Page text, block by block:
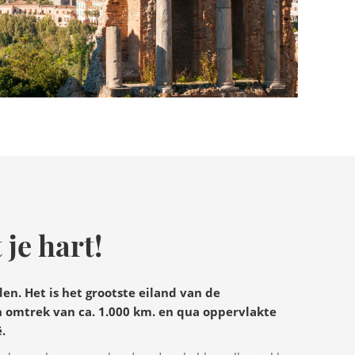
je hart!
Het is het grootste eiland van de
omtrek van ca. 1.000 km. en qua oppervlakte